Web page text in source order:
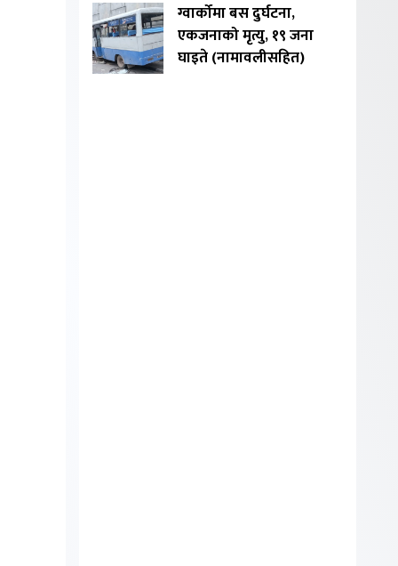
ग्वार्कोमा बस दुर्घटना,
एकजनाको मृत्यु, १९ जना
घाइते (नामावलीसहित)